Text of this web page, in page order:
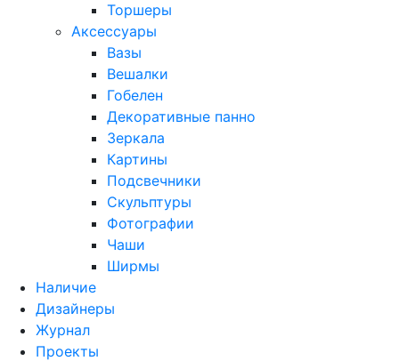
Торшеры
Аксессуары
Вазы
Вешалки
Гобелен
Декоративные панно
Зеркала
Картины
Подсвечники
Скульптуры
Фотографии
Чаши
Ширмы
Наличие
Дизайнеры
Журнал
Проекты